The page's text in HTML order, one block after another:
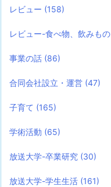
レビュー (158)
レビュー-食べ物、飲みもの
事業の話 (86)
合同会社設立・運営 (47)
子育て (165)
学術活動 (65)
放送大学-卒業研究 (30)
放送大学-学生生活 (161)